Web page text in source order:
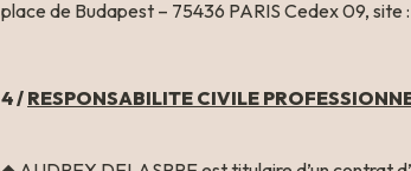
place de Budapest – 75436 PARIS Cedex 09, site :
4 / RESPONSABILITE CIVILE